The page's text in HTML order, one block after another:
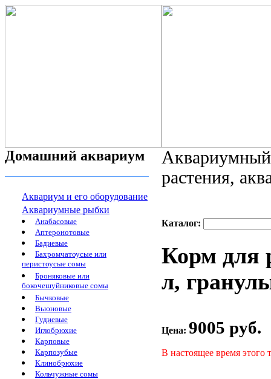
Домашний аквариум
Аквариум и его оборудование
Аквариумные рыбки
Анабасовые
Аптеронотовые
Бадиевые
Бахромчатоусые или
перистоусые сомы
Броняковые или
бокочешуйниковые сомы
Бычковые
Вьюновые
Гудиевые
Иглобрюхие
Карповые
Карпозубые
Клинобрюхие
Кольчужные сомы
растения,
Каталог:
Корм для
л,
Цена: 9005 руб.
В настоящее время этого